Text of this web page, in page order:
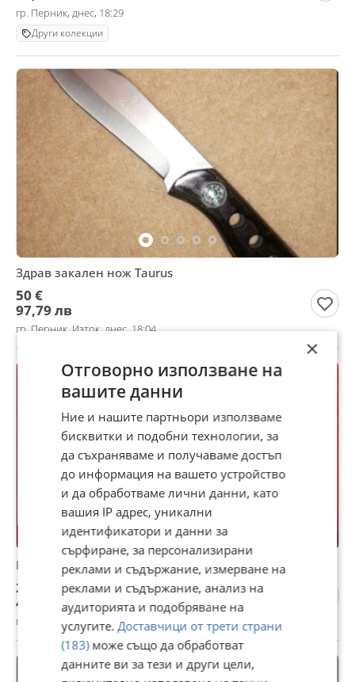
гр. Перник, днес, 18:29
Други колекции
Здрав закален нож Taurus
50 €
97,79 лв
гр. Перник, Изток, днес, 18:04
Нож за лов и риболов
25 €
48,90 лв
гр. Перник, Изток, днес, 18:05
×
Отговорно използване на
вашите данни
Ние и нашите партньори използваме
бисквитки и подобни технологии, за
да съхраняваме и получаваме достъп
до информация на вашето устройство
и да обработваме лични данни, като
вашия IP адрес, уникални
идентификатори и данни за
сърфиране, за персонализирани
реклами и съдържание, измерване на
реклами и съдържание, анализ на
аудиторията и подобряване на
услугите.Доставчици от трети страни
(183)може също да обработват
данните ви за тези и други цели,